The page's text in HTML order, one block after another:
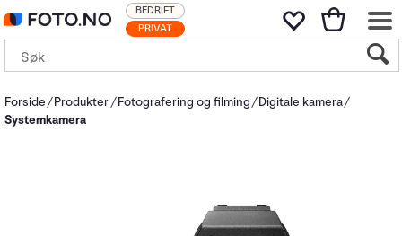
PRIVAT
BEDRIFT
Forside Produkter Fotografering og filming
Digitale kamera
Systemkamera